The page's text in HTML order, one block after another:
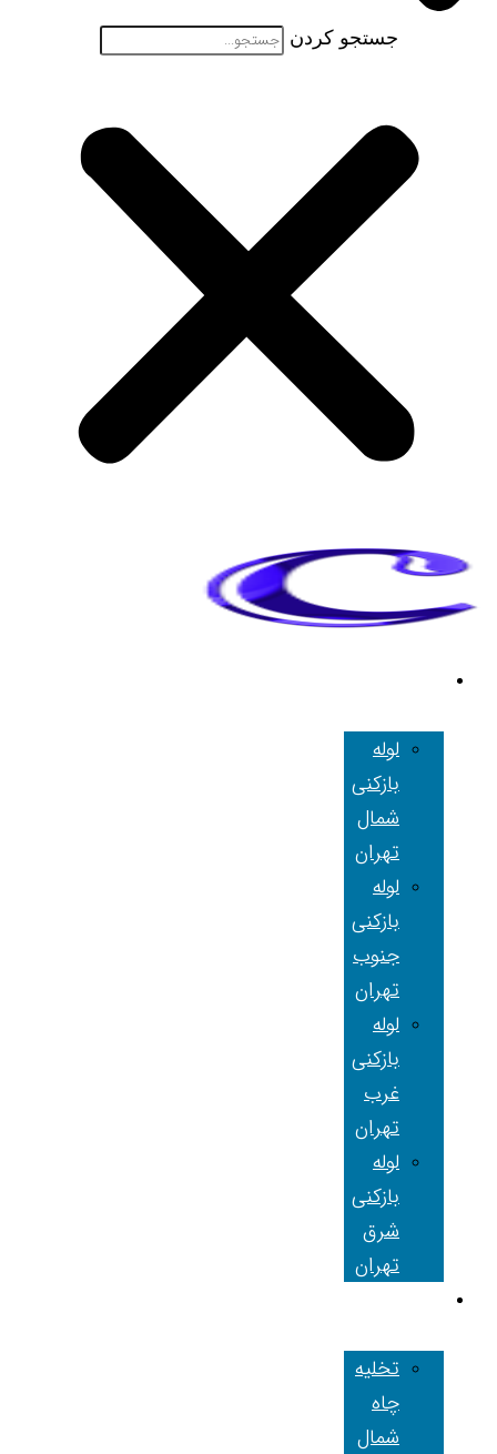
جستجو کردن
لوله
بازکنی
شمال
تهران
لوله
بازکنی
جنوب
تهران
لوله
بازکنی
غرب
تهران
لوله
بازکنی
شرق
تهران
تخلیه
چاه
شمال